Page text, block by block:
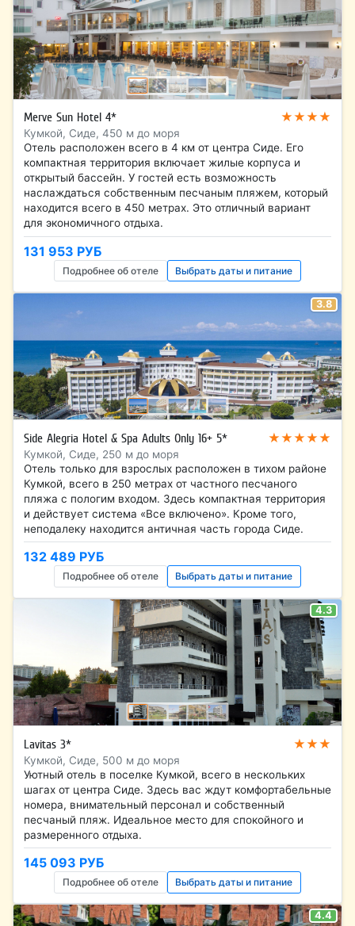
Merve Sun Hotel 4* ★★★★
Кумкой, Сиде, 450 м до моря
Отель расположен всего в 4 км от центра Сиде. Его
компактная территория включает жилые корпуса и
открытый бассейн. У гостей есть возможность
наслаждаться собственным песчаным пляжем, который
находится всего в 450 метрах. Это отличный вариант
для экономичного отдыха.
131 953 РУБ
Подробнее об отеле Выбрать даты и питание
3.8
Side Alegria Hotel & Spa Adults Only 16+ 5* ★★★★★
Кумкой, Сиде, 250 м до моря
Отель только для взрослых расположен в тихом районе
Кумкой, всего в 250 метрах от частного песчаного
пляжа с пологим входом. Здесь компактная территория
и действует система «Все включено». Кроме того,
неподалеку находится античная часть города Сиде.
132 489 РУБ
Подробнее об отеле Выбрать даты и питание
4.3
Lavitas 3* ★★★
Кумкой, Сиде, 500 м до моря
Уютный отель в поселке Кумкой, всего в нескольких
шагах от центра Сиде. Здесь вас ждут комфортабельные
номера, внимательный персонал и собственный
песчаный пляж. Идеальное место для спокойного и
размеренного отдыха.
145 093 РУБ
Подробнее об отеле Выбрать даты и питание
4.4